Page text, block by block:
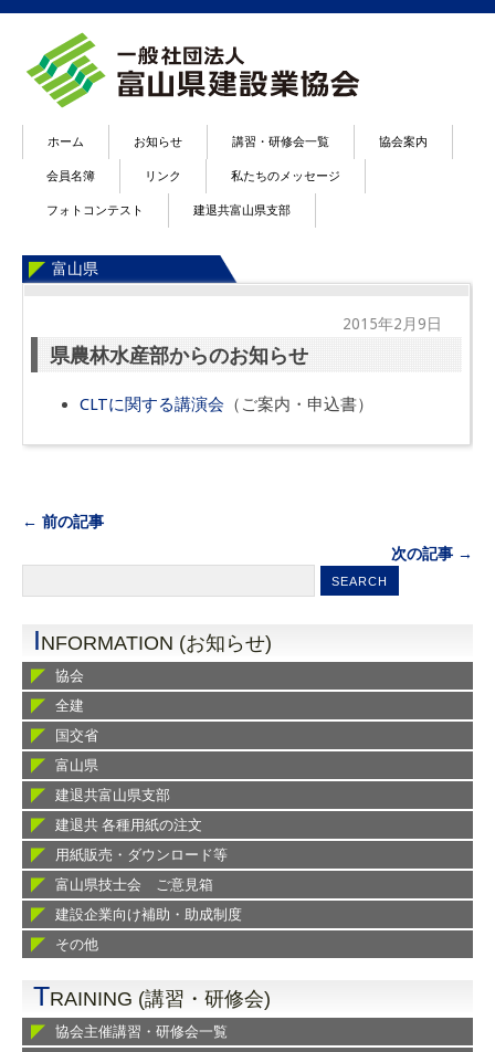
ホーム お知らせ 講習・研修会一覧 協会案内
会員名簿 リンク 私たちのメッセージ
フォトコンテスト 建退共富山県支部
富山県
2015年2月9日
県農林水産部からのお知らせ
CLTに関する講演会 （ご案内・申込書）
← 前の記事
次の記事 →
INFORMATION (お知らせ)
協会
全建
国交省
富山県
建退共富山県支部
建退共 各種用紙の注文
用紙販売・ダウンロード等
富山県技士会 ご意見箱
建設企業向け補助・助成制度
その他
TRAINING (講習・研修会)
協会主催講習・研修会一覧